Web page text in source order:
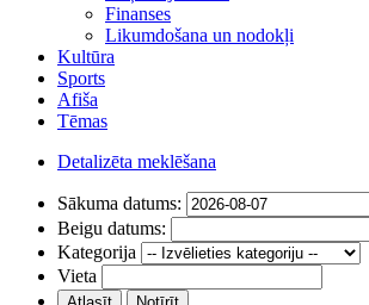
Finanses
Likumdošana un nodokļi
Kultūra
Sports
Afiša
Tēmas
Detalizēta meklēšana
Sākuma datums:
Beigu datums:
Kategorija
Vieta